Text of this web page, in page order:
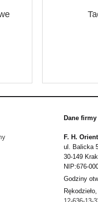
Dane firmy
F. H.
ul. Balicka
30-149
NIP:676-
Godziny